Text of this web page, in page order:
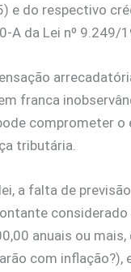
e do respectivo
A da Lei nº 9.249/
franca
comprometer o
tributária.
a falta de
considerado
anuais ou
com inflação?),